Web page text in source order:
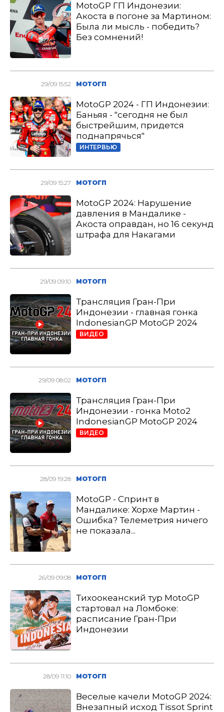
MotoGP ГП Индонезии:
Акоста в погоне за Мартином:
Была ли мысль - победить?
Без сомнений!
29/09 15:52 МОТОГП
MotoGP 2024 - ГП Индонезии:
Баньяя - "сегодня не был
быстрейшим, придется
поднапрячься"
ИНТЕРВЬЮ
29/09 15:27 МОТОГП
MotoGP 2024: Нарушение
давления в Мандалике -
Акоста оправдан, но 16 секунд
штрафа для Накагами
29/09 09:10 МОТОГП
Трансляция Гран-При
Индонезии - главная гонка
IndonesianGP MotoGP 2024
ВИДЕО
29/09 08:02 МОТОГП
Трансляция Гран-При
Индонезии - гонка Moto2
IndonesianGP MotoGP 2024
ВИДЕО
28/09 19:28 МОТОГП
MotoGP - Спринт в
Мандалике: Хорхе Мартин -
Ошибка? Телеметрия ничего
не показала...
26/09 09:08 МОТОГП
Тихоокеанский тур MotoGP
стартовал на Ломбоке:
расписание Гран-При
Индонезии
28/09 11:10 МОТОГП
Веселые качели MotoGP 2024:
Внезапный исход Tissot Sprint